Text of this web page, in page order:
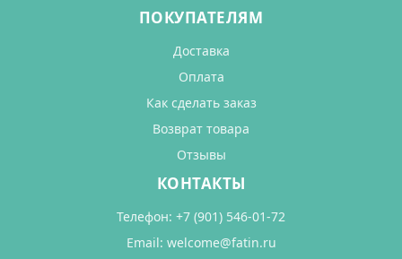
ПОКУПАТЕЛЯМ
Доставка
Оплата
Как сделать заказ
Возврат товара
Отзывы
КОНТАКТЫ
Телефон: +7 (901) 546-01-72
Email: welcome@fatin.ru